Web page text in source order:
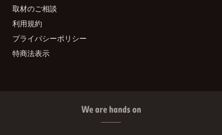
取材のご相談
利用規約
プライバシーポリシー
特商法表示
We are hands on